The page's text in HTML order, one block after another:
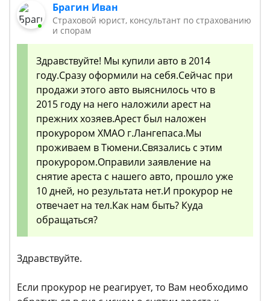
Брагин Иван
Страховой юрист, консультант по страхованию
и спорам
Здравствуйте! Мы купили авто в 2014
году.Сразу оформили на себя.Сейчас при
продажи этого авто выяснилось что в
2015 году на него наложили арест на
прежних хозяев.Арест был наложен
прокурором ХМАО г.Лангепаса.Мы
проживаем в Тюмени.Связались с этим
прокурором.Оправили заявление на
снятие ареста с нашего авто, прошло уже
10 дней, но результата нет.И прокурор не
отвечает на тел.Как нам быть? Куда
обращаться?
Здравствуйте.
Если прокурор не реагирует, то Вам необходимо